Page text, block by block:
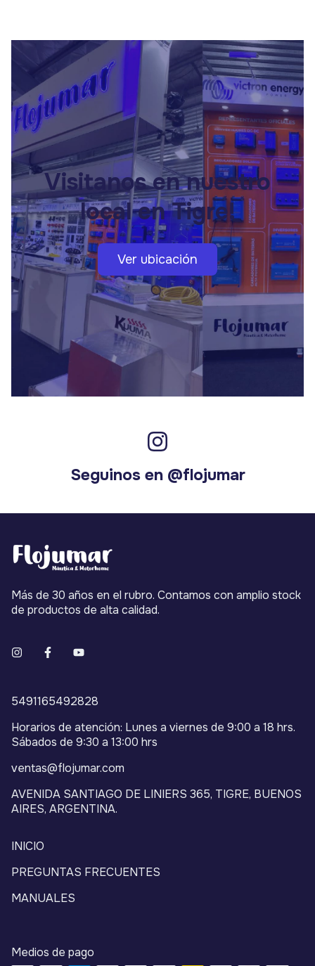
Visitanos en nuestro
local en Tigre!
Ver ubicación
Seguinos en @flojumar
Más de 30 años en el rubro. Contamos con amplio stock
de productos de alta calidad.
5491165492828
Horarios de atención: Lunes a viernes de 9:00 a 18 hrs.
Sábados de 9:30 a 13:00 hrs
ventas@flojumar.com
AVENIDA SANTIAGO DE LINIERS 365, TIGRE, BUENOS
AIRES, ARGENTINA.
INICIO
PREGUNTAS FRECUENTES
MANUALES
Medios de pago